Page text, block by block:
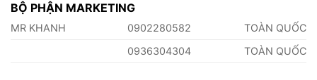
BỘ PHẬN MARKETING
MR KHANH 0902280582
TOÀN QUỐC
0936304304
TOÀN QUỐC